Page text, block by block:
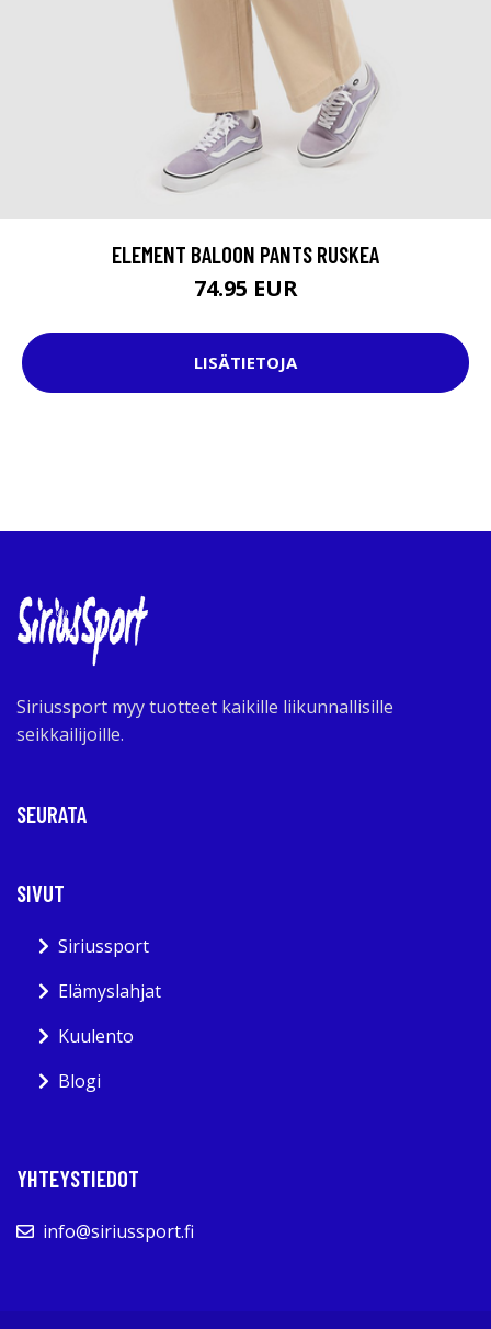
ELEMENT BALOON PANTS RUSKEA
74.95 EUR
LISÄTIETOJA
Siriussport myy tuotteet kaikille liikunnallisille
seikkailijoille.
SEURATA
SIVUT
Siriussport
Elämyslahjat
Kuulento
Blogi
YHTEYSTIEDOT
info@siriussport.fi